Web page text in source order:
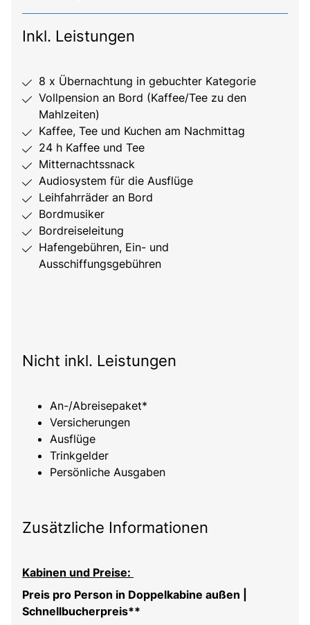
Inkl. Leistungen
8 x Übernachtung in gebuchter Kategorie
Vollpension an Bord (Kaffee/Tee zu den
Mahlzeiten)
Kaffee, Tee und Kuchen am Nachmittag
24 h Kaffee und Tee
Mitternachtssnack
Audiosystem für die Ausflüge
Leihfahrräder an Bord
Bordmusiker
Bordreiseleitung
Hafengebühren, Ein- und
Ausschiffungsgebühren
Nicht inkl. Leistungen
An-/Abreisepaket*
Versicherungen
Ausflüge
Trinkgelder
Persönliche Ausgaben
Zusätzliche Informationen
Kabinen und Preise:
Preis pro Person in Doppelkabine außen |
Schnellbucherpreis**